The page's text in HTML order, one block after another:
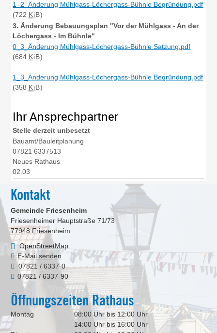
1_2_Änderung Mühlgass-Löchergass-Bühnle Begründung.pdf
(722 KiB)
3. Änderung Bebauungsplan "Vor der Mühlgass - An der
Löchergass - Im Bühnle"
0_3_Änderung Mühlgass-Löchergass-Bühnle Satzung.pdf
(684 KiB)
1_3_Änderung Mühlgass-Löchergass-Bühnle Begründung.pdf
(358 KiB)
Ihr Ansprechpartner
Stelle derzeit unbesetzt
Bauamt/Bauleitplanung
07821 6337513
Neues Rathaus
02.03
Kontakt
Gemeinde Friesenheim
Friesenheimer Hauptstraße 71/73
77948 Friesenheim
OpenStreetMap
E-Mail senden
07821 / 6337-0
07821 / 6337-90
Öffnungszeiten Rathaus
Montag
08:00 Uhr bis 12:00 Uhr
14:00 Uhr bis 16:00 Uhr